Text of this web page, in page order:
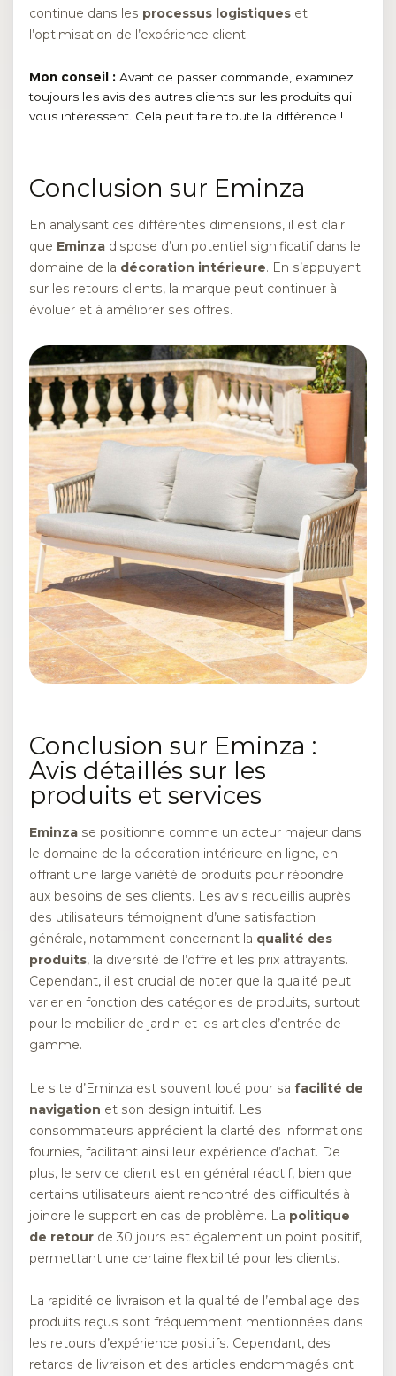
continue dans les processus logistiques et
l’optimisation de l’expérience client.
Mon conseil : Avant de passer commande, examinez
toujours les avis des autres clients sur les produits qui
vous intéressent. Cela peut faire toute la différence !
Conclusion sur Eminza
En analysant ces différentes dimensions, il est clair
que Eminza dispose d’un potentiel significatif dans le
domaine de la décoration intérieure. En s’appuyant
sur les retours clients, la marque peut continuer à
évoluer et à améliorer ses offres.
Conclusion sur Eminza :
Avis détaillés sur les
produits et services
Eminza se positionne comme un acteur majeur dans
le domaine de la décoration intérieure en ligne, en
offrant une large variété de produits pour répondre
aux besoins de ses clients. Les avis recueillis auprès
des utilisateurs témoignent d’une satisfaction
générale, notamment concernant la qualité des
produits, la diversité de l’offre et les prix attrayants.
Cependant, il est crucial de noter que la qualité peut
varier en fonction des catégories de produits, surtout
pour le mobilier de jardin et les articles d’entrée de
gamme.
Le site d’Eminza est souvent loué pour sa facilité de
navigation et son design intuitif. Les
consommateurs apprécient la clarté des informations
fournies, facilitant ainsi leur expérience d’achat. De
plus, le service client est en général réactif, bien que
certains utilisateurs aient rencontré des difficultés à
joindre le support en cas de problème. La politique
de retour de 30 jours est également un point positif,
permettant une certaine flexibilité pour les clients.
La rapidité de livraison et la qualité de l’emballage des
produits reçus sont fréquemment mentionnées dans
les retours d’expérience positifs. Cependant, des
retards de livraison et des articles endommagés ont